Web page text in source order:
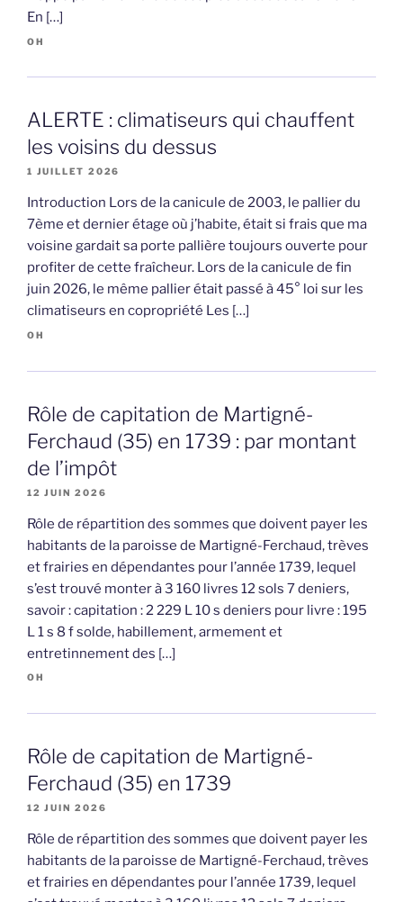
En […]
OH
ALERTE : climatiseurs qui chauffent
les voisins du dessus
1 JUILLET 2026
Introduction Lors de la canicule de 2003, le pallier du
7ème et dernier étage où j’habite, était si frais que ma
voisine gardait sa porte pallière toujours ouverte pour
profiter de cette fraîcheur. Lors de la canicule de fin
juin 2026, le même pallier était passé à 45° loi sur les
climatiseurs en copropriété Les […]
OH
Rôle de capitation de Martigné-
Ferchaud (35) en 1739 : par montant
de l’impôt
12 JUIN 2026
Rôle de répartition des sommes que doivent payer les
habitants de la paroisse de Martigné-Ferchaud, trèves
et frairies en dépendantes pour l’année 1739, lequel
s’est trouvé monter à 3 160 livres 12 sols 7 deniers,
savoir : capitation : 2 229 L 10 s deniers pour livre : 195
L 1 s 8 f solde, habillement, armement et
entretinnement des […]
OH
Rôle de capitation de Martigné-
Ferchaud (35) en 1739
12 JUIN 2026
Rôle de répartition des sommes que doivent payer les
habitants de la paroisse de Martigné-Ferchaud, trèves
et frairies en dépendantes pour l’année 1739, lequel